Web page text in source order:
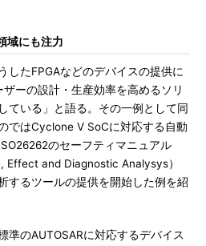
域にも注力
たFPGAなどのデバイスの提供に
ーの設計・生産効率を高めるソリ
ている」と語る。その一例として同
ではCyclone V SoCに対応する自動
のセーフティマニュアル
Effect and Diagnostic Analysys）
するツールの提供を開始した例を紹
のAUTOSARに対応するデバイス